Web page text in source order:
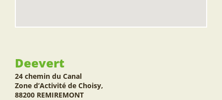
Deevert
24 chemin du Canal
Zone d’Activité de Choisy,
88200 REMIREMONT